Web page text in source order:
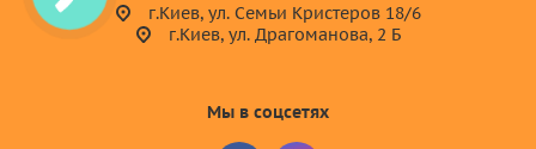
г.Киев, ул. Семьи Кристеров 18/6
г.Киев, ул. Драгоманова, 2 Б
Мы в соцсетях